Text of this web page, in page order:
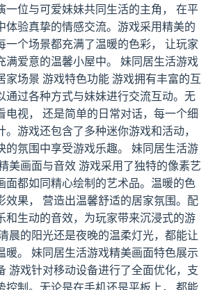
一位与可爱妹妹共同生活的主角， 在平
体验真挚的情感交流。游戏采用精美的
一个场景都充满了温暖的色彩， 让玩家
满爱意的温馨小屋中。 妹同居生活游戏
家场景 游戏特色功能 游戏拥有丰富的互
通过各种方式与妹妹进行交流互动。无
电视， 还是简单的日常对话，每一个细
游戏还包含了多种迷你游戏和活动，
的氛围中享受游戏乐趣。 妹同居生活游
美画面与音效 游戏采用了独特的像素艺
面都如同精心绘制的艺术品。温暖的色
效果， 营造出温馨舒适的居家氛围。配
和生动的音效，为玩家带来沉浸式的游
晨的阳光还是夜晚的温柔灯光，都能让
暖。 妹同居生活游戏精美画面特色展示
游戏针对移动设备进行了全面优化，支
控制。无论是在手机还是平板上， 都能